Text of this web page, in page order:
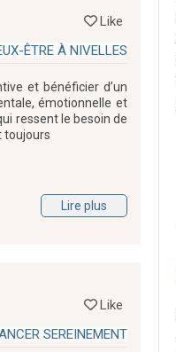
Like
ÊTRE À NIVELLES
et bénéficier d’un
émotionnelle et
ressent le besoin de
toujours
Lire plus
Like
SEREINEMENT